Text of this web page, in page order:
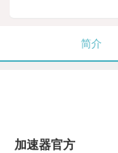
简介
加速器官方